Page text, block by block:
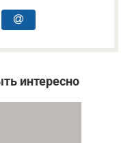
интересно